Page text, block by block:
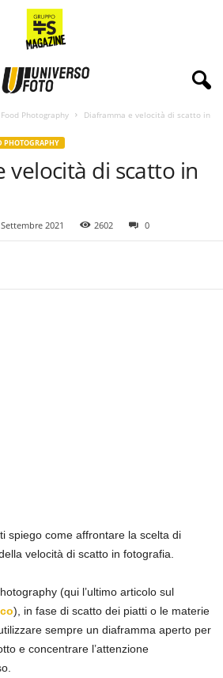
Food Photography
Diaframma e velocità di scatto in
PHOTOGRAPHY
velocità di scatto in
2021 2602 0
spiego come affrontare la scelta di
velocità di scatto in fotografia.
(qui l’ultimo articolo sul
), in fase di scatto dei piatti o le materie
sempre un diaframma aperto per
e concentrare l’attenzione